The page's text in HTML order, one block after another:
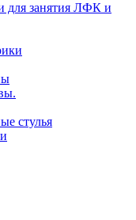
для занятия ЛФК и
стулья